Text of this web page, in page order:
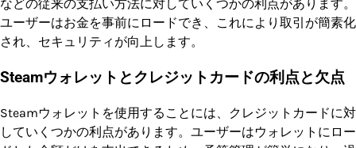
などの従来の支払い方法に対していくつかの利点があります。
ユーザーはお金を事前にロードでき、これにより取引が簡素化
され、セキュリティが向上します。
Steamウォレットとクレジットカードの利点と欠点
Steamウォレットを使用することには、クレジットカードに対
していくつかの利点があります。ユーザーはウォレットにロー